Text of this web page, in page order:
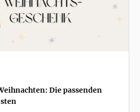
Die passenden